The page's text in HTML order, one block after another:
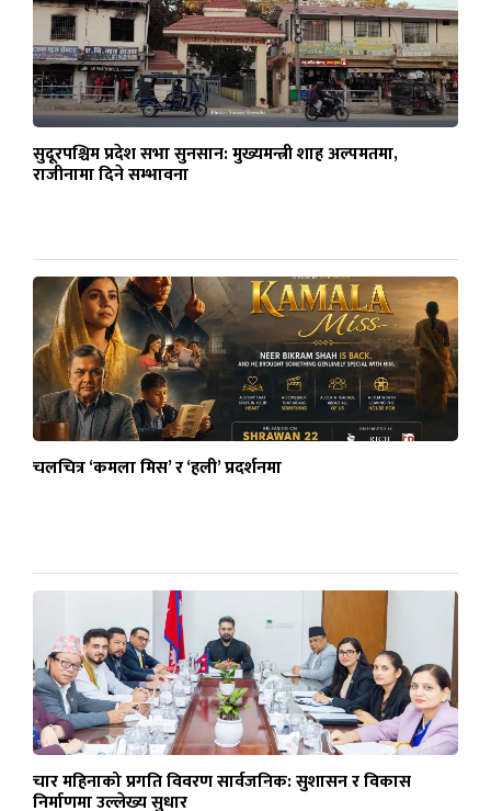
सुदूरपश्चिम प्रदेश सभा सुनसान: मुख्यमन्त्री शाह अल्पमतमा,
राजीनामा दिने सम्भावना
चलचित्र ‘कमला मिस’ र ‘हली’ प्रदर्शनमा
चार महिनाको प्रगति विवरण सार्वजनिक: सुशासन र विकास
निर्माणमा उल्लेख्य सुधार